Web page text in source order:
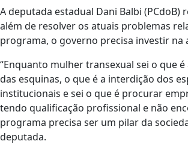
A deputada estadual Dani Balbi (PCdoB)
além de resolver os atuais problemas
programa, o governo precisa investir na
“Enquanto mulher transexual sei o que
das esquinas, o que é a interdição dos
institucionais e sei o que é procurar
tendo qualificação profissional e não
programa precisa ser um pilar da
deputada.